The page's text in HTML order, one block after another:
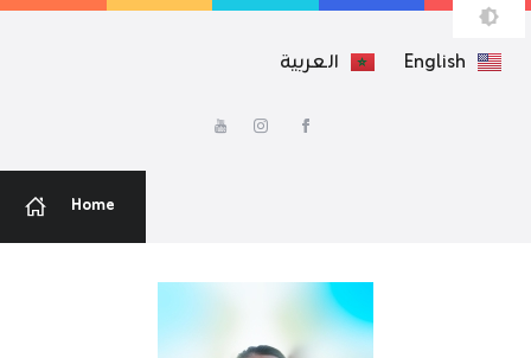
English العربية
Home
مطور ويب — مصمم جرافيك